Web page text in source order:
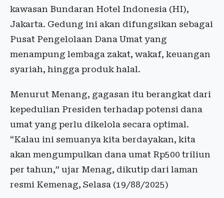
kawasan Bundaran Hotel Indonesia (HI),
Jakarta. Gedung ini akan difungsikan sebagai
Pusat Pengelolaan Dana Umat yang
menampung lembaga zakat, wakaf, keuangan
syariah, hingga produk halal.
Menurut Menang, gagasan itu berangkat dari
kepedulian Presiden terhadap potensi dana
umat yang perlu dikelola secara optimal.
“Kalau ini semuanya kita berdayakan, kita
akan mengumpulkan dana umat Rp500 triliun
per tahun,” ujar Menag, dikutip dari laman
resmi Kemenag, Selasa (19/88/2025)